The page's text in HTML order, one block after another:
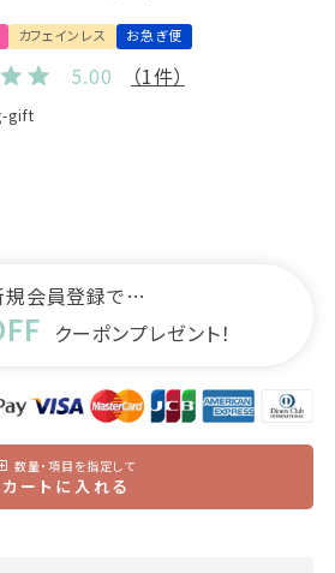
カフェインレス お急ぎ便
5.00 （1件）
gift
規会員登録で…
クーポンプレゼント！
数量・項目を指定して
カートに入れる